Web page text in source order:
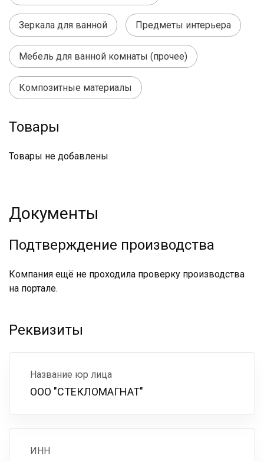
Зеркала для ванной Предметы интерьера
Мебель для ванной комнаты (прочее)
Композитные материалы
Товары
Товары не добавлены
Документы
Подтверждение производства
Компания ещё не проходила проверку производства
на портале.
Реквизиты
Название юр лица
ООО "СТЕКЛОМАГНАТ"
ИНН